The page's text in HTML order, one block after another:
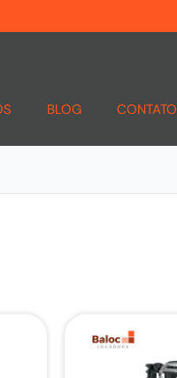
BLOG CONTATO